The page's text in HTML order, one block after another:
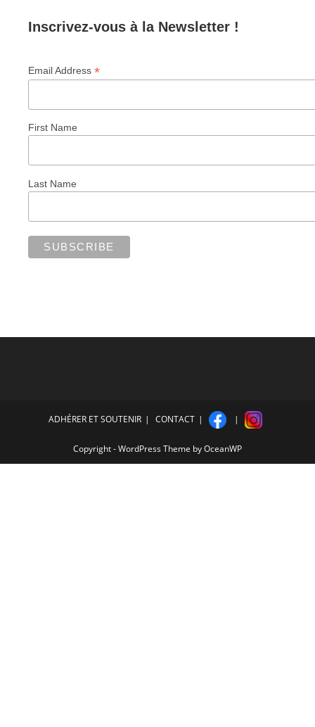
Inscrivez-vous à la Newsletter !
Email Address*
First Name
Last Name
ADHÉRER ET SOUTENIR CONTACT
Copyright - WordPress Theme by OceanWP